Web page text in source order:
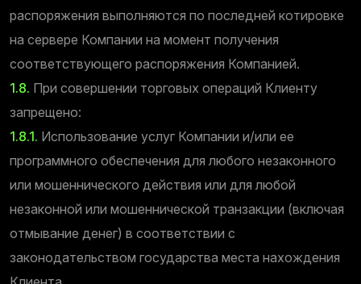
распоряжения выполняются по последней котировке
на сервере Компании на момент получения
соответствующего распоряжения Компанией.
1.8. При совершении торговых операций Клиенту
запрещено:
1.8.1. Использование услуг Компании и/или ее
программного обеспечения для любого незаконного
или мошеннического действия или для любой
незаконной или мошеннической транзакции (включая
отмывание денег) в соответствии с
законодательством государства места нахождения